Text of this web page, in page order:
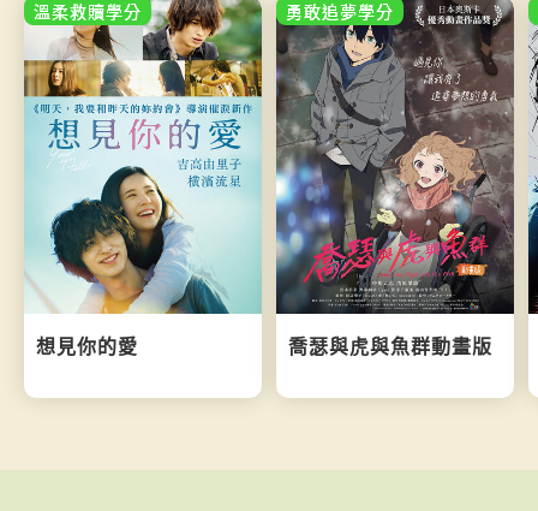
溫柔救贖學分
想見你的愛
勇敢追夢學分
喬瑟與虎與魚群動畫版